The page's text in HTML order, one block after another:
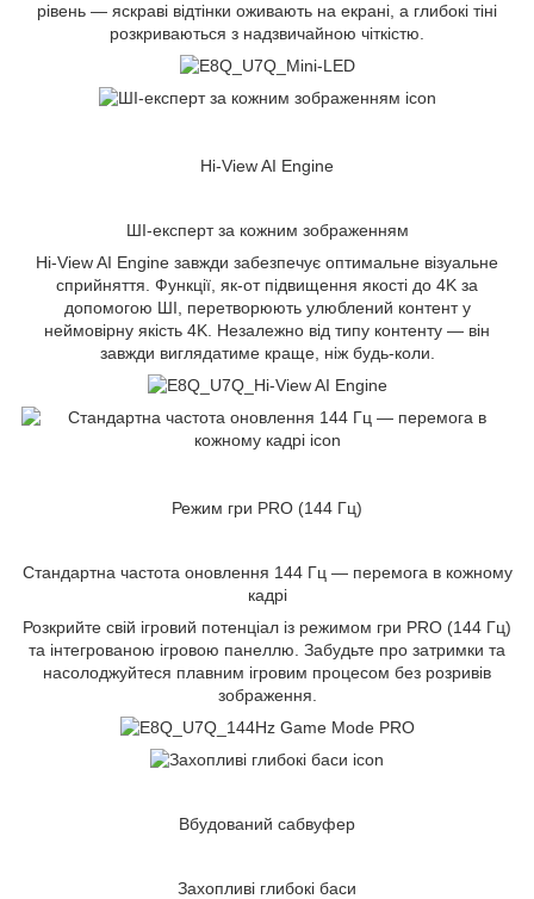
рівень — яскраві відтінки оживають на екрані, а глибокі тіні
розкриваються з надзвичайною чіткістю.
Hi-View AI Engine
ШІ-експерт за кожним зображенням
Hi-View AI Engine завжди забезпечує оптимальне візуальне
сприйняття. Функції, як-от підвищення якості до 4K за
допомогою ШІ, перетворюють улюблений контент у
неймовірну якість 4K. Незалежно від типу контенту — він
завжди виглядатиме краще, ніж будь-коли.
Режим гри PRO (144 Гц)
Стандартна частота оновлення 144 Гц — перемога в кожному
кадрі
Розкрийте свій ігровий потенціал із режимом гри PRO (144 Гц)
та інтегрованою ігровою панеллю. Забудьте про затримки та
насолоджуйтеся плавним ігровим процесом без розривів
зображення.
Вбудований сабвуфер
Захопливі глибокі баси